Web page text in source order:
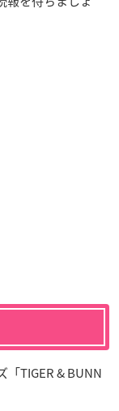
「TIGER & BUNN